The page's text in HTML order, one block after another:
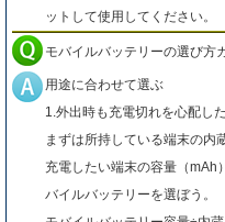
ットして使用してください。
モバイルバッテリーの選び方
用途に合わせて選ぶ
1.外出時も充電切れを心配し
まずは所持している端末の内
充電したい端末の容量（mAh
バイルバッテリーを選ぼう。